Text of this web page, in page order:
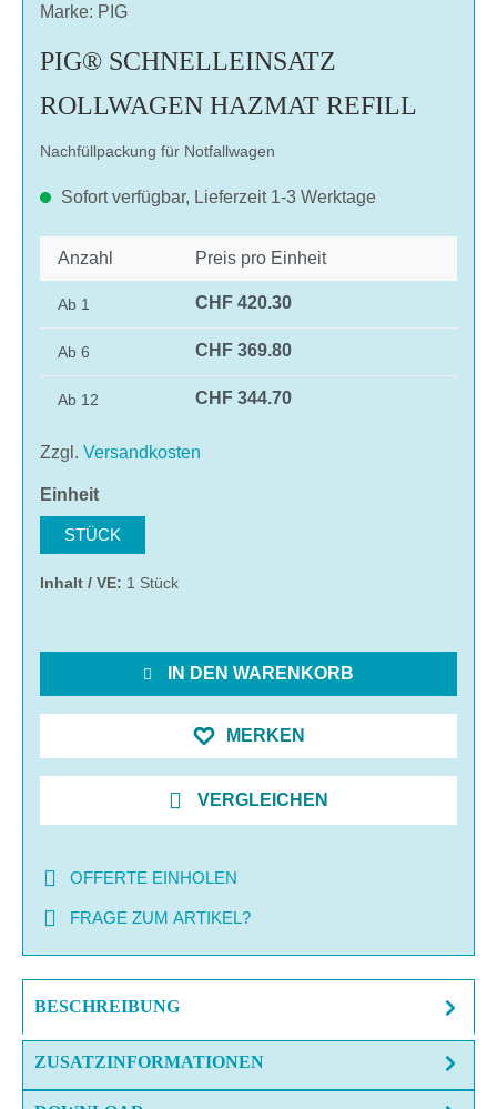
Marke: PIG
PIG® SCHNELLEINSATZ
ROLLWAGEN HAZMAT REFILL
Nachfüllpackung für Notfallwagen
Sofort verfügbar, Lieferzeit 1-3 Werktage
Anzahl Preis pro Einheit
Ab 1 CHF 420.30
Ab 6 CHF 369.80
Ab 12 CHF 344.70
Zzgl. Versandkosten
Einheitauswählen
STÜCK
Inhalt / VE: 1 Stück
IN DEN WARENKORB
MERKEN
VERGLEICHEN
OFFERTE EINHOLEN
FRAGE ZUM ARTIKEL?
BESCHREIBUNG
ZUSATZINFORMATIONEN